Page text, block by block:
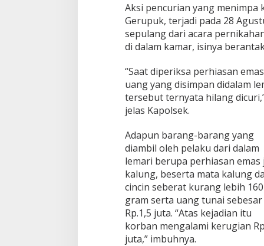
Aksi pencurian yang menimpa
Gerupuk, terjadi pada 28
sepulang dari acara
di dalam kamar, isinya
“Saat diperiksa perhiasan
uang yang disimpan didalam
tersebut ternyata hilang
jelas Kapolsek.
Adapun barang-barang yang
diambil oleh pelaku dari dalam
lemari berupa perhiasan emas
kalung, beserta mata kalung
cincin seberat kurang lebih 160
gram serta uang tunai sebesar
Rp.1,5 juta. “Atas kejadian itu
korban mengalami kerugian
juta,” imbuhnya.